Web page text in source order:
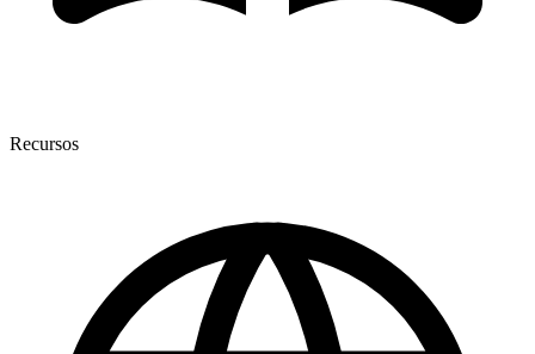
Recursos